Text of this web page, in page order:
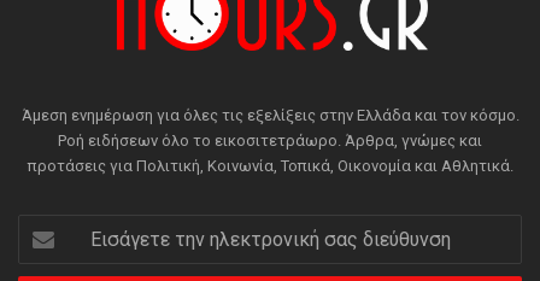
Άμεση ενημέρωση για όλες τις εξελίξεις στην Ελλάδα και τον κόσμο.
Ροή ειδήσεων όλο το εικοσιτετράωρο. Άρθρα, γνώμες και
προτάσεις για Πολιτική, Κοινωνία, Τοπικά, Οικονομία και Αθλητικά.
την